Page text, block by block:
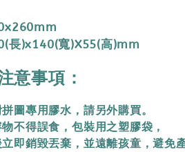
長)x140(寬)X55(高)mm
意事項：
圖專用膠水，請另外購買。
不得誤食，包裝用之塑膠袋，
立即銷毀丟棄，
並遠離孩童，避免